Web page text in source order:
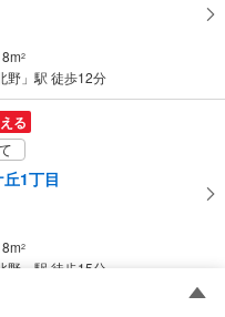
2
野」駅 徒歩12分
る
1丁目
2
野」駅 徒歩15分